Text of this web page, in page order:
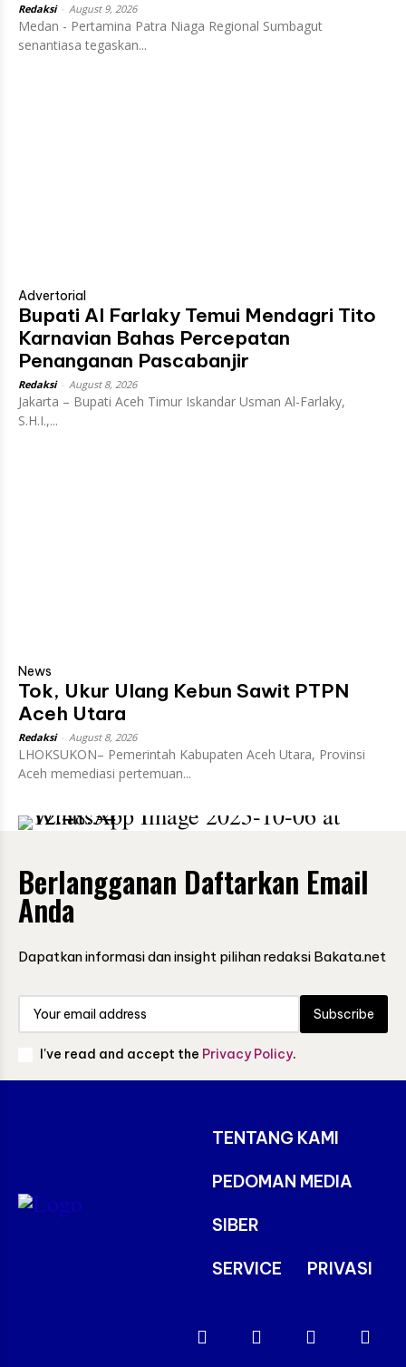
Redaksi August 9, 2026
Medan - Pertamina Patra Niaga Regional Sumbagut
senantiasa tegaskan...
Advertorial
Bupati Al Farlaky Temui Mendagri Tito
Karnavian Bahas Percepatan
Penanganan Pascabanjir
Redaksi August 8, 2026
Jakarta – Bupati Aceh Timur Iskandar Usman Al-Farlaky,
S.H.I.,...
News
Tok, Ukur Ulang Kebun Sawit PTPN
Aceh Utara
Redaksi August 8, 2026
LHOKSUKON– Pemerintah Kabupaten Aceh Utara, Provinsi
Aceh memediasi pertemuan...
Berlangganan Daftarkan Email
Anda
Dapatkan informasi dan insight pilihan redaksi Bakata.net
Subscribe
I've read and accept the Privacy Policy.
TENTANG KAMI
PEDOMAN MEDIA
SIBER
SERVICE PRIVASI